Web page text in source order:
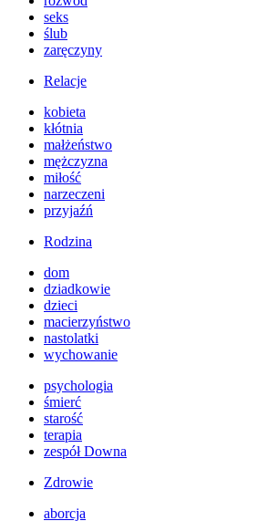
seks
ślub
zaręczyny
Relacje
kobieta
kłótnia
małżeństwo
mężczyzna
miłość
narzeczeni
przyjaźń
Rodzina
dom
dziadkowie
dzieci
macierzyństwo
nastolatki
wychowanie
psychologia
śmierć
starość
terapia
zespół Downa
Zdrowie
aborcja